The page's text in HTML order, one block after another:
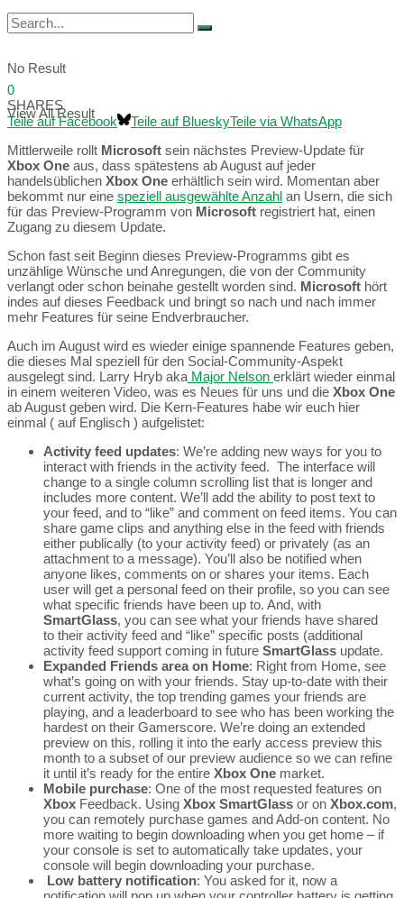
No Result
View All Result
0
SHARES
Teile auf Facebook
Teile auf BlueskyTeile via WhatsApp
Mittlerweile rollt Microsoft sein nächstes Preview-Update für
Xbox One aus, dass spätestens ab August auf jeder
handelsüblichen Xbox One erhältlich sein wird. Momentan aber
bekommt nur eine speziell ausgewählte Anzahl an Usern, die sich
für das Preview-Programm von Microsoft registriert hat, einen
Zugang zu diesem Update.
Schon fast seit Beginn dieses Preview-Programms gibt es
unzählige Wünsche und Anregungen, die von der Community
verlangt oder schon beinahe gestellt worden sind. Microsoft hört
indes auf dieses Feedback und bringt so nach und nach immer
mehr Features für seine Endverbraucher.
Auch im August wird es wieder einige spannende Features geben,
die dieses Mal speziell für den Social-Community-Aspekt
ausgelegt sind. Larry Hryb aka Major Nelson erklärt wieder einmal
in einem weiteren Video, was es Neues für uns und die Xbox One
ab August geben wird. Die Kern-Features habe wir euch hier
einmal ( auf Englisch ) aufgelistet:
Activity feed updates: We’re adding new ways for you to
interact with friends in the activity feed. The interface will
change to a single column scrolling list that is longer and
includes more content. We’ll add the ability to post text to
your feed, and to “like” and comment on feed items. You can
share game clips and anything else in the feed with friends
either publically (to your activity feed) or privately (as an
attachment to a message). You’ll also be notified when
anyone likes, comments on or shares your items. Each
user will get a personal feed on their profile, so you can see
what specific friends have been up to. And, with
SmartGlass, you can see what your friends have shared
to their activity feed and “like” specific posts (additional
activity feed support coming in future SmartGlass update.
Expanded Friends area on Home: Right from Home, see
what’s going on with your friends. Stay up-to-date with their
current activity, the top trending games your friends are
playing, and a leaderboard to see who has been working the
hardest on their Gamerscore. We’re doing an extended
preview on this, rolling it into the early access preview this
month to a subset of our preview audience so we can refine
it until it’s ready for the entire Xbox One market.
Mobile purchase: One of the most requested features on
Xbox Feedback. Using Xbox SmartGlass or on Xbox.com,
you can remotely purchase games and Add-on content. No
more waiting to begin downloading when you get home – if
your console is set to automatically take updates, your
console will begin downloading your purchase.
Low battery notification: You asked for it, now a